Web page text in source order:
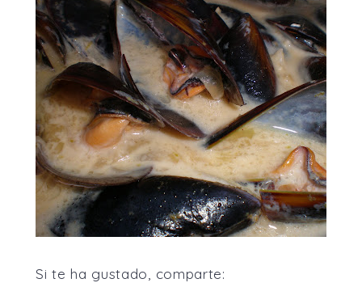
Si te ha gustado, comparte: